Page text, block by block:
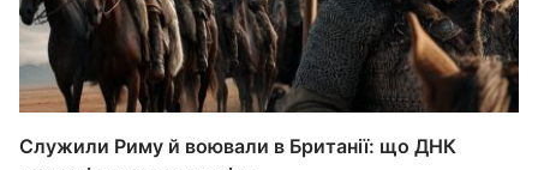
Служили Риму й воювали в Британії: що ДНК